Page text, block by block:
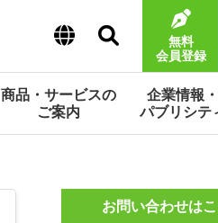
無料
会員登録
商品・サービスの
ご案内
企業情報・
パブリシテ
お問い合わせは